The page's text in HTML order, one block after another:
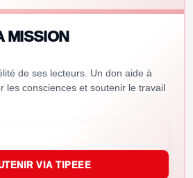
MISSION
de ses lecteurs. Un don aide à
les consciences et soutenir le travail
VIA TIPEEE